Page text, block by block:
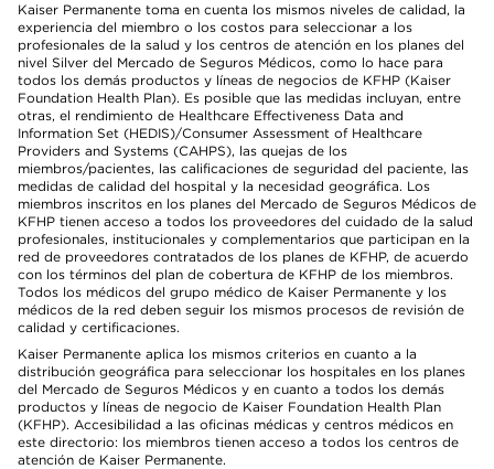
Kaiser Permanente toma en cuenta los mismos niveles de calidad, la
experiencia del miembro o los costos para seleccionar a los
profesionales de la salud y los centros de atención en los planes del
nivel Silver del Mercado de Seguros Médicos, como lo hace para
todos los demás productos y líneas de negocios de KFHP (Kaiser
Foundation Health Plan). Es posible que las medidas incluyan, entre
otras, el rendimiento de Healthcare Effectiveness Data and
Information Set (HEDIS)/Consumer Assessment of Healthcare
Providers and Systems (CAHPS), las quejas de los
miembros/pacientes, las calificaciones de seguridad del paciente, las
medidas de calidad del hospital y la necesidad geográfica. Los
miembros inscritos en los planes del Mercado de Seguros Médicos de
KFHP tienen acceso a todos los proveedores del cuidado de la salud
profesionales, institucionales y complementarios que participan en la
red de proveedores contratados de los planes de KFHP, de acuerdo
con los términos del plan de cobertura de KFHP de los miembros.
Todos los médicos del grupo médico de Kaiser Permanente y los
médicos de la red deben seguir los mismos procesos de revisión de
calidad y certificaciones.
Kaiser Permanente aplica los mismos criterios en cuanto a la
distribución geográfica para seleccionar los hospitales en los planes
del Mercado de Seguros Médicos y en cuanto a todos los demás
productos y líneas de negocio de Kaiser Foundation Health Plan
(KFHP). Accesibilidad a las oficinas médicas y centros médicos en
este directorio: los miembros tienen acceso a todos los centros de
atención de Kaiser Permanente.